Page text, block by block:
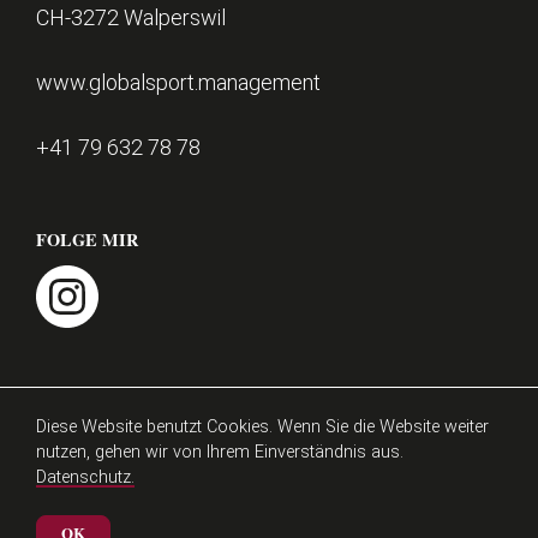
e
r
CH-3272 Walperswil
www.globalsport.management
+41 79 632 78 78
FOLGE MIR
instagram
Impressum Datenschutz
Diese Website benutzt Cookies. Wenn Sie die Website weiter
nutzen, gehen wir von Ihrem Einverständnis aus.
Datenschutz.
OK